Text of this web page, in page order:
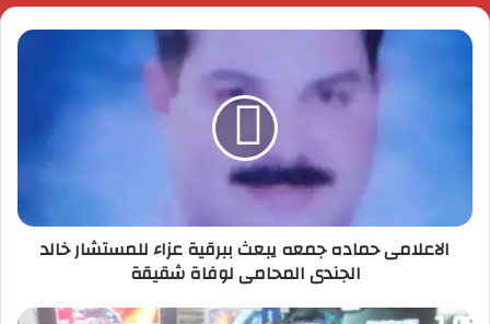
الاعلامى حماده جمعه يبعث ببرقية عزاء للمستشار خالد
الجندى المحامى لوفاة شقيقة